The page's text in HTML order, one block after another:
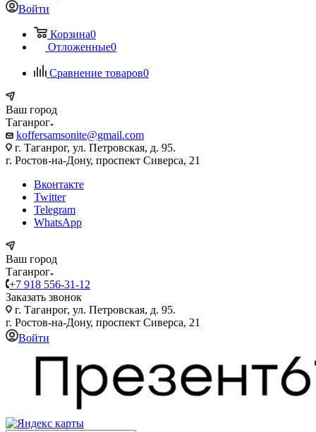
Войти
Корзина0
Отложенные0
Сравнение товаров0
Ваш город
Таганрог
koffersamsonite@gmail.com
г. Таганрог, ул. Петровская, д. 95.
г. Ростов-на-Дону, проспект Сиверса, 21
Вконтакте
Twitter
Telegram
WhatsApp
Ваш город
Таганрог
+7 918 556-31-12
Заказать звонок
г. Таганрог, ул. Петровская, д. 95.
г. Ростов-на-Дону, проспект Сиверса, 21
Войти